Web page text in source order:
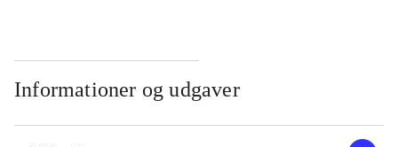
Informationer og udgaver